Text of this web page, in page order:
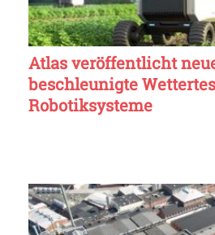
Atlas veröffentlicht
beschleunigte
Robotiksysteme